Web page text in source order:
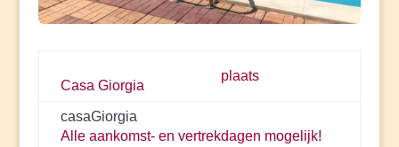
Casa Giorgia
plaats
casaGiorgia
Alle aankomst- en vertrekdagen mogelijk!